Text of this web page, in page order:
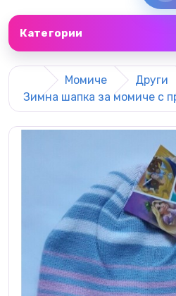
Категории
Момиче
Други
Зимна шапка за момиче с